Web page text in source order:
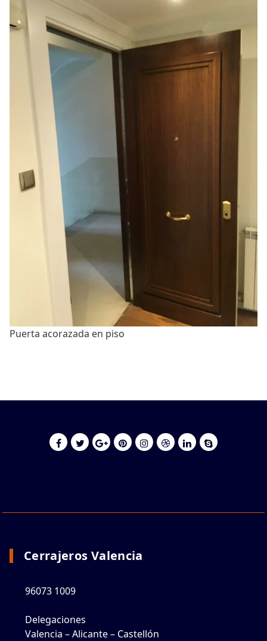
Puerta acorazada en piso
Cerrajeros Valencia
96073 1009
Delegaciones
Valencia – Alicante – Castellón